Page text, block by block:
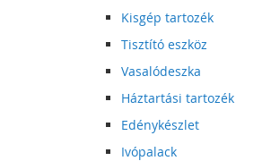
Kisgép tartozék
Tisztító eszköz
Vasalódeszka
Háztartási tartozék
Edénykészlet
Ivópalack